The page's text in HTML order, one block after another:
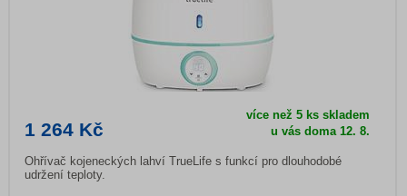
1 264 Kč
více než 5 ks skladem
u vás doma12. 8.
Ohřívač kojeneckých lahví TrueLife s funkcí pro dlouhodobé
udržení teploty.